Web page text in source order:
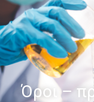
Όροι –